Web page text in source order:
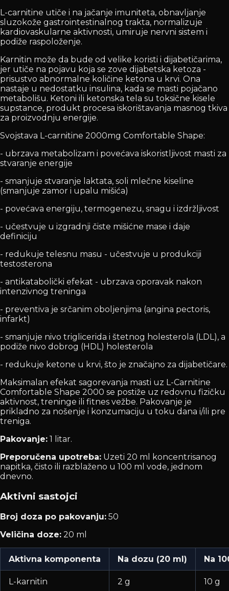
L-carnitine utiče i na jačanje imuniteta, obnavljanje
sluzokože gastrointestinalnog trakta, normalizuje
kardiovaskularne aktivnosti, umiruje nervni sistem i
podiže raspoloženje.
Karnitin može da bude od velike koristi i dijabetičarima,
jer utiče na pojavu koja se zove dijabetska ketoza -
prisustvo abnormalne količine ketona u krvi. Ona
nastaje u nedostatku insulina, kada se masti pojačano
metabolišu. Ketoni ili ketonska tela su toksične kisele
supstance, produkt procesa iskorištavanja masnog tkiva
za proizvodnju energije.
Svojstava L-carnitine 2000mg Comfortable Shape:
- ubrzava metabolizam i povećava iskoristljivost masti za
stvaranje energije
- smanjuje stvaranje laktata, soli mlečne kiseline
(smanjuje zamor i upalu mišića)
- povećava energiju, termogenezu, snagu i izdržljivost
- učestvuje u izgradnji čiste mišićne mase i daje
definiciju
- redukuje telesnu masu - učestvuje u produkciji
testosterona
- antikatabolički efekat - ubrzava oporavak nakon
intenzivnog treninga
- preventiva je srčanim oboljenjima (angina pectoris,
infarkt)
- smanjuje nivo triglicerida i štetnog holesterola (LDL), a
podiže nivo dobrog (HDL) holesterola
- redukuje ketone u krvi, što je značajno za dijabetičare.
Maksimalan efekat sagorevanja masti uz L-Carnitine
Comfortable Shape 2000 se postiže uz redovnu fizičku
aktivnost, treninge ili fitnes vežbe. Pakovanje je
prikladno za nošenje i konzumaciju u toku dana i/ili pre
treniga.
Pakovanje: 1 litar.
Preporučena upotreba: Uzeti 20 ml koncentrisanog
napitka, čisto ili razblaženo u 100 ml vode, jednom
dnevno.
Aktivni sastojci
Broj doza po pakovanju: 50
Veličina doze: 20 ml
Aktivna komponenta Na dozu (20 ml) Na
L-karnitin 2 g 10 g